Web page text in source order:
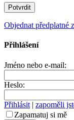
Objednat předplatné
Přihlášení
Jméno nebo e-mail:
Heslo:
Přihlásit | zapoměli
Zapamatuj si mě